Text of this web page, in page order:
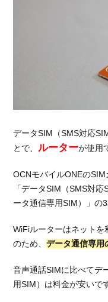
APN
例
2.
モバ
イル
ONE
額料
金
ルー
ター
データSIM（SMS対応
とで、ルーターが使用
OCNモバイルONEのSIM
「データSIM（SMS対
ータ通信専用SIM）」の3
WiFiルーターはネットを
のため、データ通信専用
音声通話SIMに比べてデ
用SIM）は料金が安いで